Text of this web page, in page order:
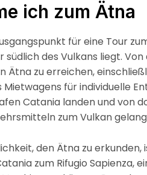
ich zum Ätna
für eine Tour
südlich des Vulkans liegt.
Ätna zu erreichen,
Mietwagens für individuelle
Catania landen und von
zum Vulkan
den Ätna zu erkunden,
zum Rifugio Sapienza,